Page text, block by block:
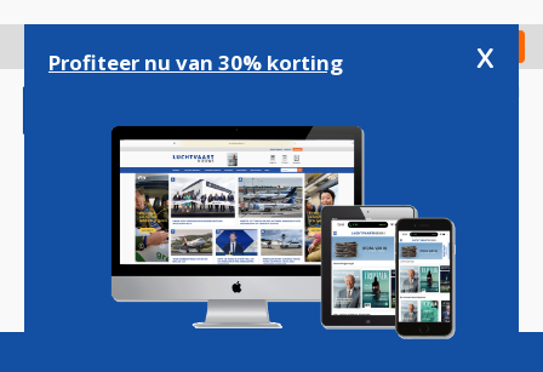
gaan
Check in
Magazine Podcasts Vacatures
Profiteer nu van 30% korting x